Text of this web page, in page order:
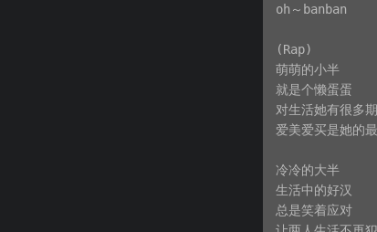
oh～banban
(Rap)
萌萌的小半
就是个懒蛋蛋
对生活她有很多
爱美爱买是她的
冷冷的大半
生活中的好汉
总是笑着应对